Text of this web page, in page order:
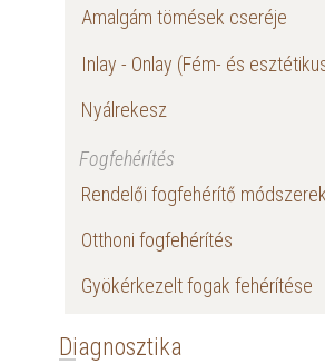
Amalgám tömések cseréje
Inlay - Onlay (Fém- és
Nyálrekesz
Fogfehérítés
Rendelői fogfehérítő módszerek
Otthoni fogfehérítés
Gyökérkezelt fogak fehérítése
Diagnosztika